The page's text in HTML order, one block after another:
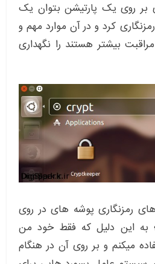
بر روی یک پارتیشن بتوان یک
کرد و در آن موارد مهم و
بیشتر هستند را نگهداری
های رمزنگاری پوشه های در روی
به این دلیل که فقط خود من
میکنم و بر روی آن در هنگام